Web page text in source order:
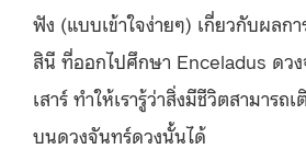
ฟัง (แบบเข้าใจง่ายๆ) เกี่ยวกับผลก
สินี ที่ออกไปศึกษา Enceladus ดวง
เสาร์ ทำให้เรารู้ว่าสิ่งมีชีวิตสามารถ
บนดวงจันทร์ดวงนั้นได้